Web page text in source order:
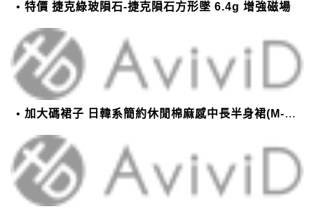
特價 捷克綠玻隕石-捷克隕石方形墜 6.4g 增強磁場
加大碼裙子 日韓系簡約休閒棉麻感中長半身裙(M-2XL)【XMS54038】＊艾美時尚(現+預)